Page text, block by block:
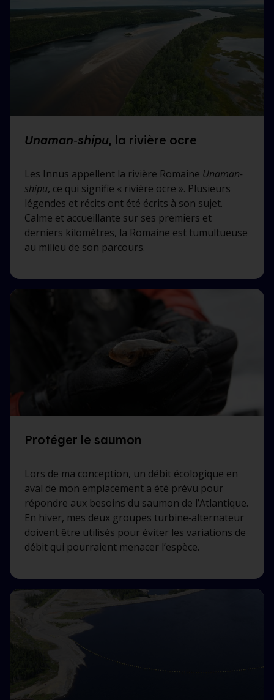
Unaman‑shipu, la rivière ocre
Les Innus appellent la rivière Romaine Unaman-
shipu, ce qui signifie « rivière ocre ». Plusieurs
légendes et récits ont été écrits à son sujet.
Calme et accueillante sur ses premiers et
derniers kilomètres, la Romaine est tumultueuse
au milieu de son parcours.
Protéger le saumon
Lors de ma conception, un débit écologique en
aval de mon emplacement a été prévu pour
répondre aux besoins du saumon de l’Atlantique.
En hiver, mes deux groupes turbine‑alternateur
doivent être utilisés pour éviter les variations de
débit qui pourraient menacer l’espèce.